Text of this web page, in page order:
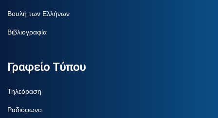
Βουλή των Ελλήνων
Βιβλιογραφία
Γραφείο Τύπου
Τηλεόραση
Ραδιόφωνο